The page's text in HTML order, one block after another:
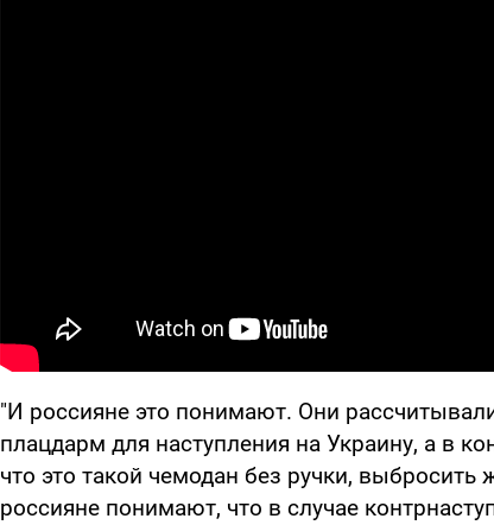
"И россияне это понимают. Они
плацдарм для наступления на Украину, а в
что это такой чемодан без ручки, выбросить
россияне понимают, что в случае